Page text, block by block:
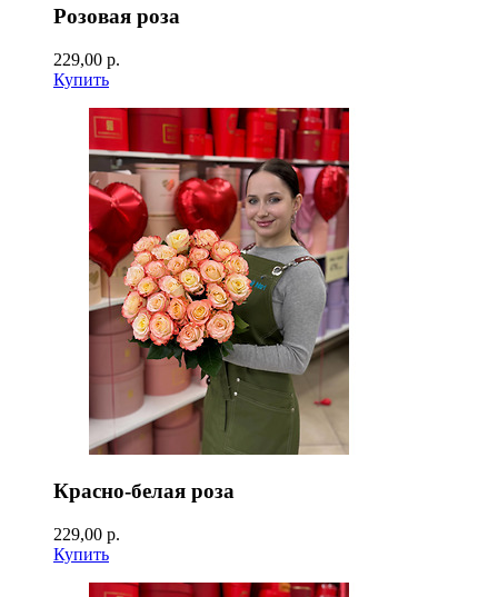
Розовая роза
229,00 р.
Купить
Красно-белая роза
229,00 р.
Купить